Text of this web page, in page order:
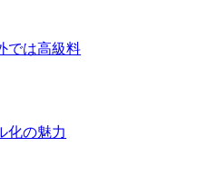
では高級料
化の魅力